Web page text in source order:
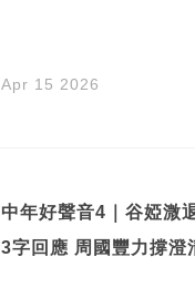
Apr 15 2026
中年好聲音4｜谷婭溦
3字回應 周國豐力撐澄